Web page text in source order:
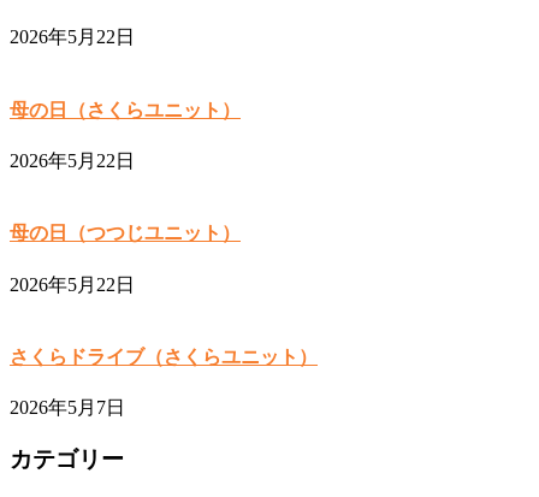
2026年5月22日
母の日（さくらユニット）
2026年5月22日
母の日（つつじユニット）
2026年5月22日
さくらドライブ（さくらユニット）
2026年5月7日
カテゴリー